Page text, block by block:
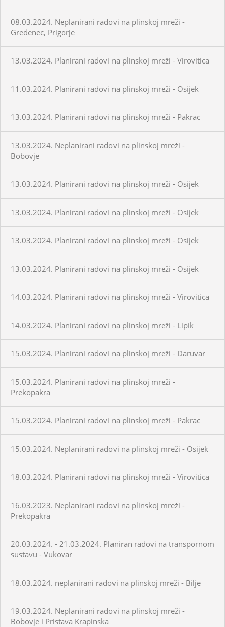
08.03.2024. Neplanirani radovi na plinskoj mreži -
Gredenec, Prigorje
13.03.2024. Planirani radovi na plinskoj mreži - Virovitica
11.03.2024. Planirani radovi na plinskoj mreži - Osijek
13.03.2024. Planirani radovi na plinskoj mreži - Pakrac
13.03.2024. Neplanirani radovi na plinskoj mreži -
Bobovje
13.03.2024. Planirani radovi na plinskoj mreži - Osijek
13.03.2024. Planirani radovi na plinskoj mreži - Osijek
13.03.2024. Planirani radovi na plinskoj mreži - Osijek
13.03.2024. Planirani radovi na plinskoj mreži - Osijek
14.03.2024. Planirani radovi na plinskoj mreži - Virovitica
14.03.2024. Planirani radovi na plinskoj mreži - Lipik
15.03.2024. Planirani radovi na plinskoj mreži - Daruvar
15.03.2024. Planirani radovi na plinskoj mreži -
Prekopakra
15.03.2024. Planirani radovi na plinskoj mreži - Pakrac
15.03.2024. Neplanirani radovi na plinskoj mreži - Osijek
18.03.2024. Planirani radovi na plinskoj mreži - Virovitica
16.03.2023. Neplanirani radovi na plinskoj mreži -
Prekopakra
20.03.2024. - 21.03.2024. Planiran radovi na transpornom
sustavu - Vukovar
18.03.2024. neplanirani radovi na plinskoj mreži - Bilje
19.03.2024. Neplanirani radovi na plinskoj mreži -
Bobovje i Pristava Krapinska